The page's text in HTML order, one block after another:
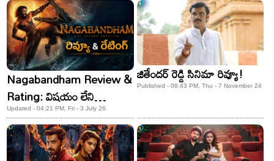
Nagabandham Review &
Rating: విషయం లేని
విజువల్స్..నాగబంధం మూవీ
రివ్యూ, రేటింగ్
Updated - 04:21 PM, Fri - 3 July 26
జితేందర్ రెడ్డి సినిమా రివ్యూ!
Published - 08:43 PM, Thu - 7 November 24